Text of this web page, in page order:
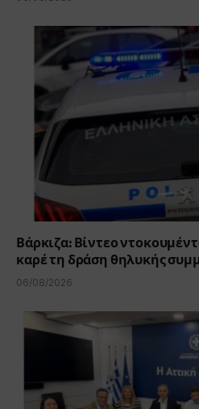
Βάρκιζα: Βίντεο
καρέ τη δράση θηλυκής
06/08/2026